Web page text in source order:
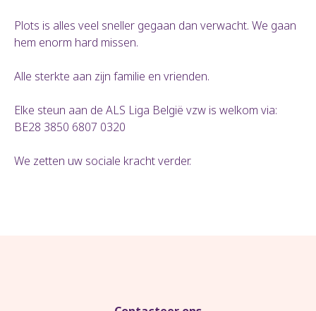
Plots is alles veel sneller gegaan dan verwacht. We gaan
hem enorm hard missen.
Alle sterkte aan zijn familie en vrienden.
Elke steun aan de ALS Liga België vzw is welkom via:
BE28 3850 6807 0320
We zetten uw sociale kracht verder.